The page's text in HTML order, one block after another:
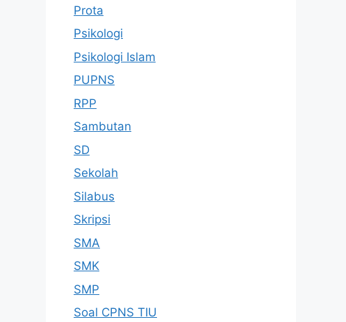
Prota
Psikologi
Psikologi Islam
PUPNS
RPP
Sambutan
SD
Sekolah
Silabus
Skripsi
SMA
SMK
SMP
Soal CPNS TIU